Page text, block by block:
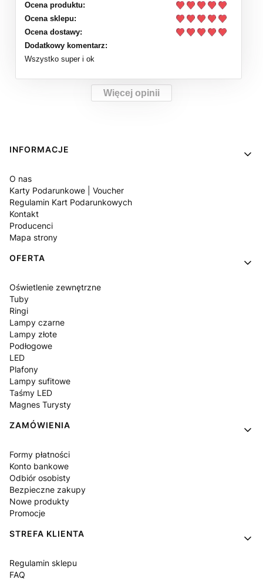
Ocena produktu:
Ocena sklepu:
Ocena dostawy:
Dodatkowy komentarz:
Wszystko super i ok
Więcej opinii
Linki w stopce
INFORMACJE
O nas
Karty Podarunkowe | Voucher
Regulamin Kart Podarunkowych
Kontakt
Producenci
Mapa strony
OFERTA
Oświetlenie zewnętrzne
Tuby
Ringi
Lampy czarne
Lampy złote
Podłogowe
LED
Plafony
Lampy sufitowe
Taśmy LED
Magnes Turysty
ZAMÓWIENIA
Formy płatności
Konto bankowe
Odbiór osobisty
Bezpieczne zakupy
Nowe produkty
Promocje
STREFA KLIENTA
Regulamin sklepu
FAQ